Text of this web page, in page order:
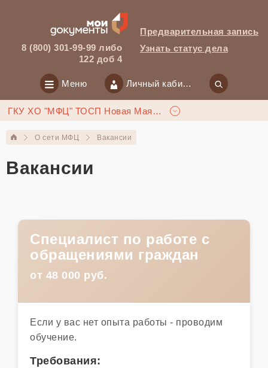
8 (800) 301-99-99 либо
122 доб 4
Предварительная запись
Узнать статус дела
Меню Личный кабинет
ГКУ ХО "МФЦ" ТОСП Новая Маячка
О сети МФЦ Вакансии
Вакансии
Специалист по работе с
обращениями граждан
от 48 000 руб.
Если у вас нет опыта работы - проводим
обучение.
Требования: